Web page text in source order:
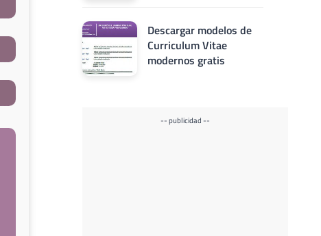
Descargar modelos de
Curriculum Vitae
modernos gratis
-- publicidad --